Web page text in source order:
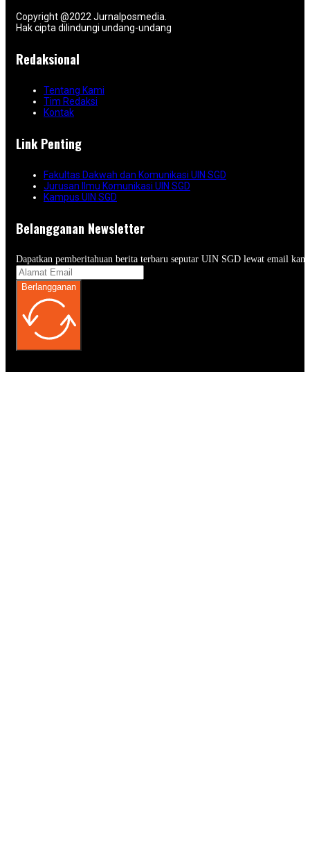
Copyright @2022 Jurnalposmedia.
Hak cipta dilindungi undang-undang
Redaksional
Tentang Kami
Tim Redaksi
Kontak
Link Penting
Fakultas Dakwah dan Komunikasi UIN SGD
Jurusan Ilmu Komunikasi UIN SGD
Kampus UIN SGD
Belangganan Newsletter
Dapatkan pemberitahuan berita terbaru seputar UIN SGD lewat email
Berlangganan